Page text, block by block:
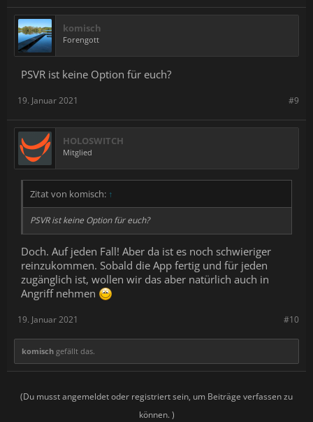
komisch
Forengott
PSVR ist keine Option für euch?
#9
19. Januar 2021
HOLOSWITCH
Mitglied
Zitat von komisch: ↑
PSVR ist keine Option für euch?
Doch. Auf jeden Fall! Aber da ist es noch schwieriger
reinzukommen. Sobald die App fertig und für jeden
zugänglich ist, wollen wir das aber natürlich auch in
Angriff nehmen
#10
19. Januar 2021
komisch gefällt das.
(Du musst angemeldet oder registriert sein, um Beiträge verfassen zu
können. )